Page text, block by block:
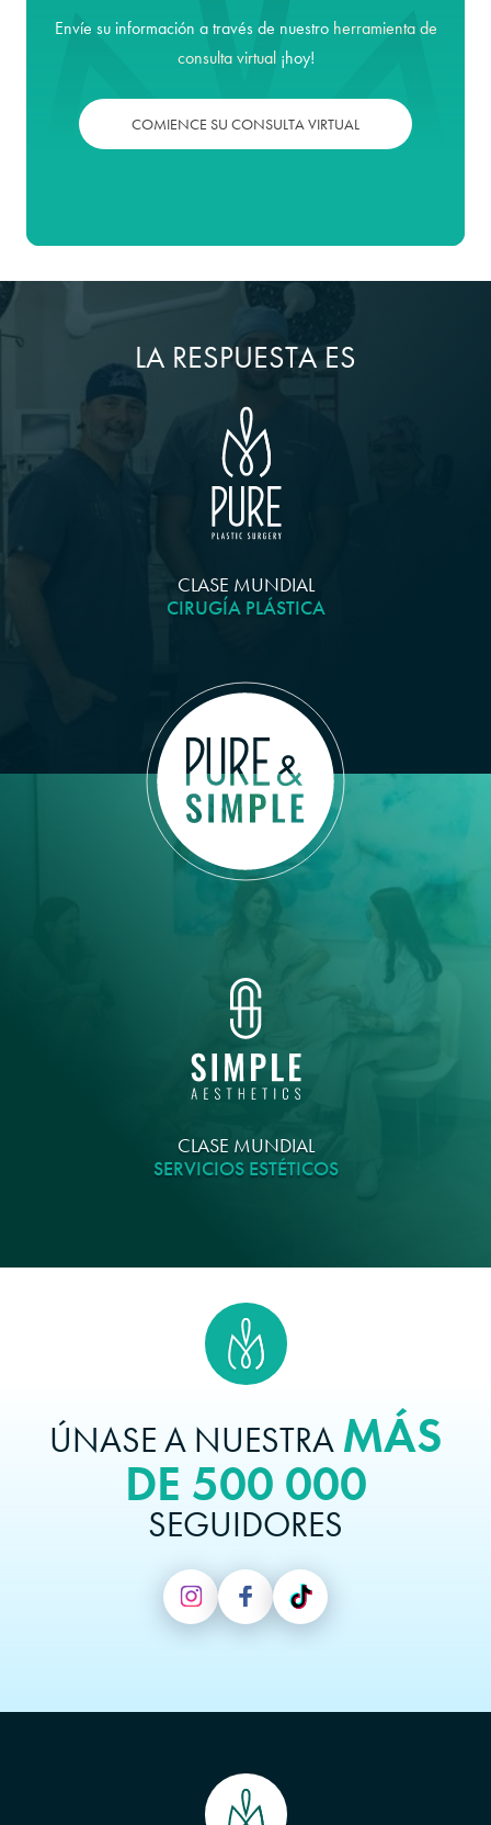
Envíe su información a través de nuestro herramienta de
consulta virtual¡hoy!
COMIENCE SU CONSULTA VIRTUAL
LA RESPUESTA ES
CLASE MUNDIAL
CIRUGÍA PLÁSTICA
CLASE MUNDIAL
SERVICIOS ESTÉTICOS
ÚNASE A NUESTRA MÁS
DE 500 000
SEGUIDORES